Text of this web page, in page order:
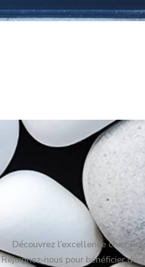
Découvrez l’excellence chez
Rejoignez-nous pour bénéficier de